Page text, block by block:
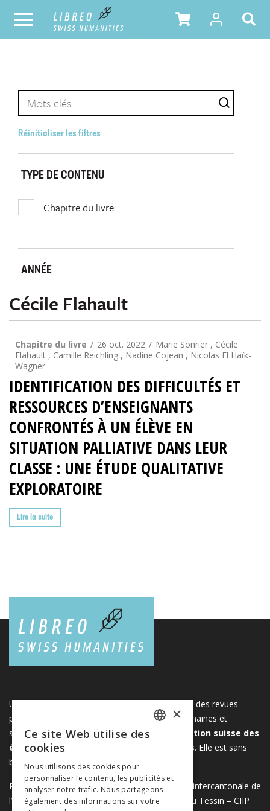
Réinitialiser les filtres
TYPE DE CONTENU
Chapitre du livre
ANNÉE
Cécile Flahault
Chapitre du livre 26 oct. 2022
Marie Sonrier , Cécile
Flahault , Camille Reichling , Nadine Cojean , Nicolas El Haïk-
Wagner
IDENTIFICATION DES DIFFICULTÉS ET
RESSOURCES D’ENSEIGNANTS
CONFRONTÉS À UN ÉLÈVE EN
SITUATION PALLIATIVE DANS LEUR
CLASSE : UNE ÉTUDE QUALITATIVE
EXPLORATOIRE
Lire la suite
Une plateforme unique regroupant des livres et des revues
publiés par les éditeurs suisses de sciences humaines et
sociales. Libreo.ch est la propriété de l'
Association suisse des
éditeurs de sciences sociales et humaines. Elle est sans
but lucratif.www.editeurssuisses.ch
Projet réalisé avec le soutien de la Conférence intercantonale de
l’instruction publique de la Suisse romande et du Tessin – CIIP
ITALIAN
×
Ce site Web utilise des
cookies
Nous utilisons des cookies pour
personnaliser le contenu, les publicités et
analyser notre trafic. Nous partageons
également des informations sur votre